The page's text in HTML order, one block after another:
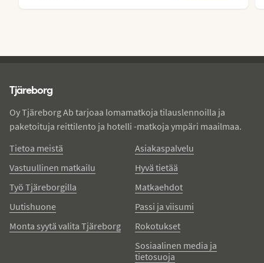
Tjäreborg
Oy Tjäreborg Ab tarjoaa lomamatkoja tilauslennoilla ja
paketoituja reittilento ja hotelli -matkoja ympäri maailmaa.
Tietoa meistä
Vastuullinen matkailu
Työ Tjäreborgilla
Uutishuone
Monta syytä valita Tjäreborg
Asiakaspalvelu
Hyvä tietää
Matkaehdot
Passi ja viisumi
Rokotukset
Sosiaalinen media ja
tietosuoja